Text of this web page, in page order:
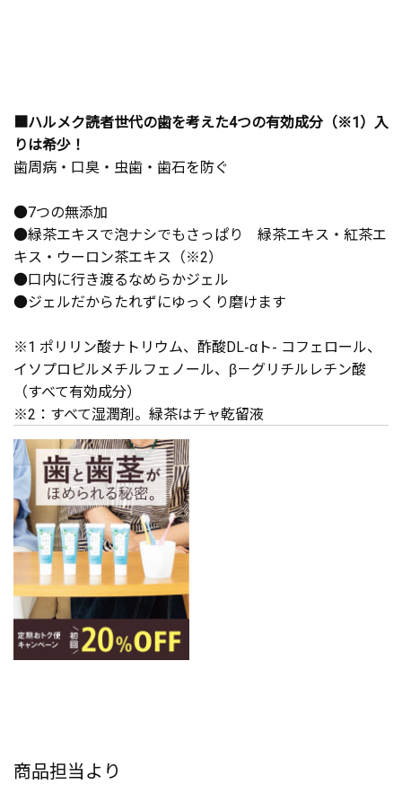
■ハルメク読者世代の歯を考えた4つの有効成分（※1）入
りは希少！
歯周病・口臭・虫歯・歯石を防ぐ
●7つの無添加
●緑茶エキスで泡ナシでもさっぱり 緑茶エキス・紅茶エ
キス・ウーロン茶エキス（※2）
●口内に行き渡るなめらかジェル
●ジェルだからたれずにゆっくり磨けます
※1 ポリリン酸ナトリウム、酢酸DL-αト- コフェロール、
イソプロピルメチルフェノール、β－グリチルレチン酸
（すべて有効成分）
※2：すべて湿潤剤。緑茶はチャ乾留液
商品担当より